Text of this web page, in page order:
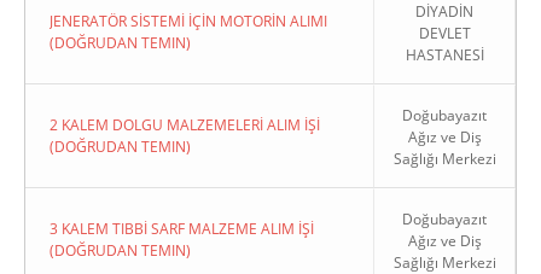
JENERATÖR SİSTEMİ İÇİN MOTORİN ALIMI
(DOĞRUDAN TEMIN)
DİYADİN
DEVLET
HASTANESİ
2 KALEM DOLGU MALZEMELERİ ALIM İŞİ
(DOĞRUDAN TEMIN)
Doğubayazıt
Ağız ve Diş
Sağlığı Merkezi
3 KALEM TIBBİ SARF MALZEME ALIM İŞİ
(DOĞRUDAN TEMIN)
Doğubayazıt
Ağız ve Diş
Sağlığı Merkezi